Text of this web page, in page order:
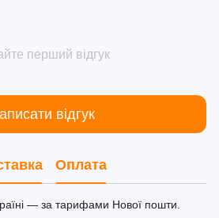
перший відгук
відгук
Оплата
— за тарифами Нової пошти.